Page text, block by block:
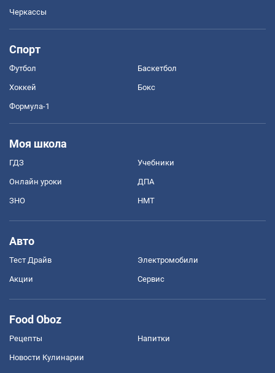
Черкассы
Спорт
Футбол Баскетбол
Хоккей Бокс
Формула-1
Моя школа
ГДЗ Учебники
Онлайн уроки ДПА
ЗНО НМТ
Авто
Тест Драйв Электромобили
Акции Сервис
Food Oboz
Рецепты Напитки
Новости Кулинарии